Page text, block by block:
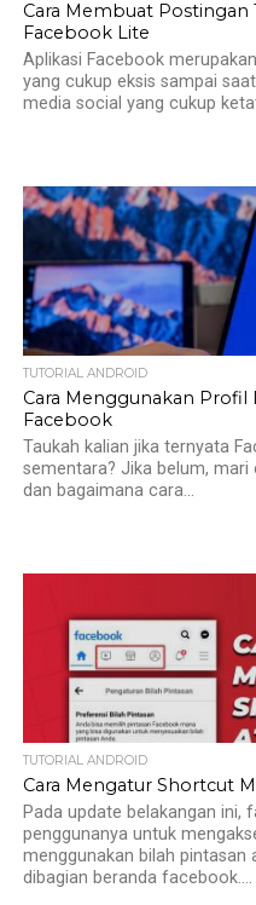
Cara Membuat Postingan
Facebook Lite
Aplikasi Facebook
yang cukup eksis sampai
media social yang cukup
TUTORIAL ANDROID
Cara Menggunakan
Facebook
Taukah kalian jika ternyata
sementara? Jika belum,
dan bagaimana cara...
TUTORIAL ANDROID
Cara Mengatur Shortcut
Pada update belakangan ini,
penggunanya untuk
menggunakan bilah pintasan
dibagian beranda facebook....